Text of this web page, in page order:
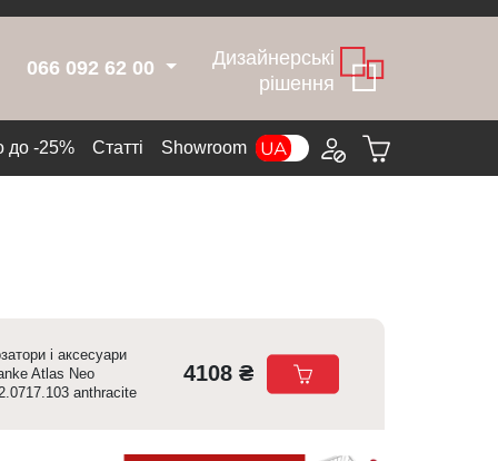
066 092 62 00
Дизайнерські
рішення
до -25% Cтатті Showroom
і аксесуари
Atlas Neo
anthracite
4108 ₴